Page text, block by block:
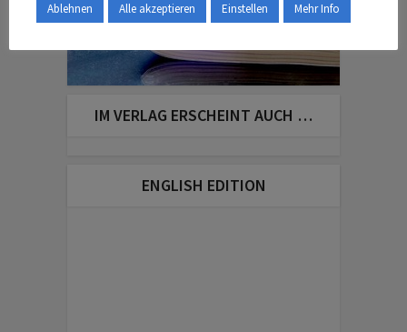
IM VERLAG ERSCHEINT AUCH …
ENGLISH EDITION
Ablehnen Alle akzeptieren Einstellen Mehr Info